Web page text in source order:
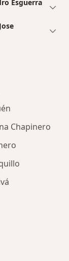
Esguerra
Chapinero